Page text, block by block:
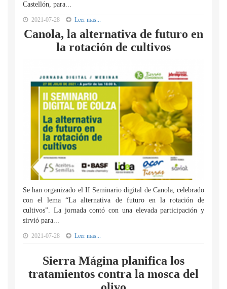
Castellón, para...
2021-07-28 Leer mas...
Canola, la alternativa de futuro en
la rotación de cultivos
Se han organizado el II Seminario digital de Canola, celebrado
con el lema “La alternativa de futuro en la rotación de
cultivos”. La jornada contó con una elevada participación y
sirvió para...
2021-07-28 Leer mas...
Sierra Mágina planifica los
tratamientos contra la mosca del